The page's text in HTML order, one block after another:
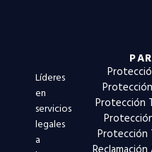
Líderes
en
servicios
legales
a
Protección
Protección